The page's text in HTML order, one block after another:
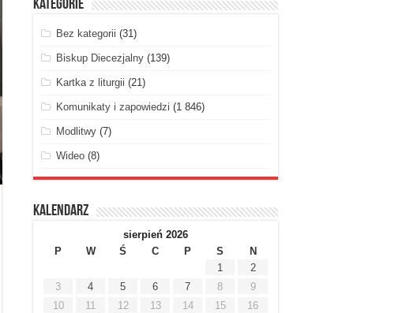
Kategorie
Bez kategorii (31)
Biskup Diecezjalny(139)
Kartka z liturgii (21)
Komunikaty i zapowiedzi (1 846)
Modlitwy(7)
Wideo(8)
Kalendarz
sierpień 2026
P
W Ś C P S
N
1
2
3
4 5 6 7 8
9
10
11 12 13 14 15
16